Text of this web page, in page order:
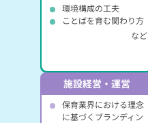
環境構成の工夫
ことばを育む関わり方
など
施設経営・運営
保育業界における理念
に基づくブランディン